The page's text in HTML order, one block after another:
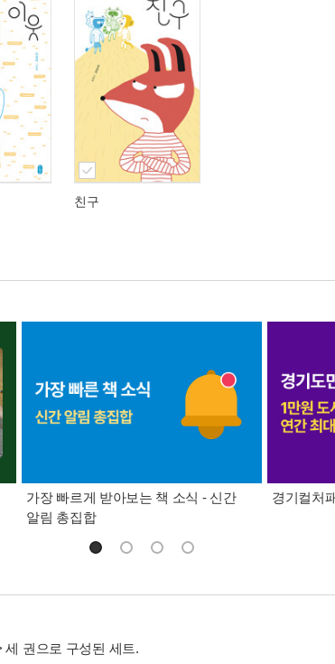
친구
가장 빠르게 받아보는 책 소식 - 신간
알림 총집합
경기컬처
권으로 구성된 세트.